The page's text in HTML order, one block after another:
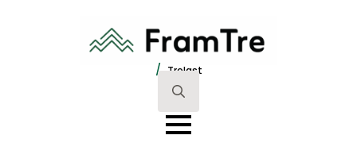
/ Trelast
Search
for: